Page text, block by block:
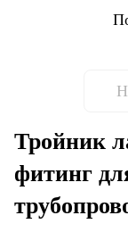
Тройник
фитинг